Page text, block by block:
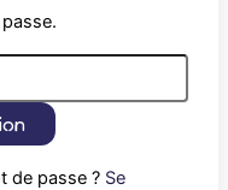
de passe ? Se